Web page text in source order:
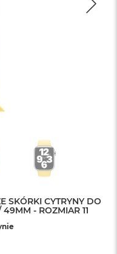
SKÓRKI CYTRYNY DO
- ROZMIAR 11